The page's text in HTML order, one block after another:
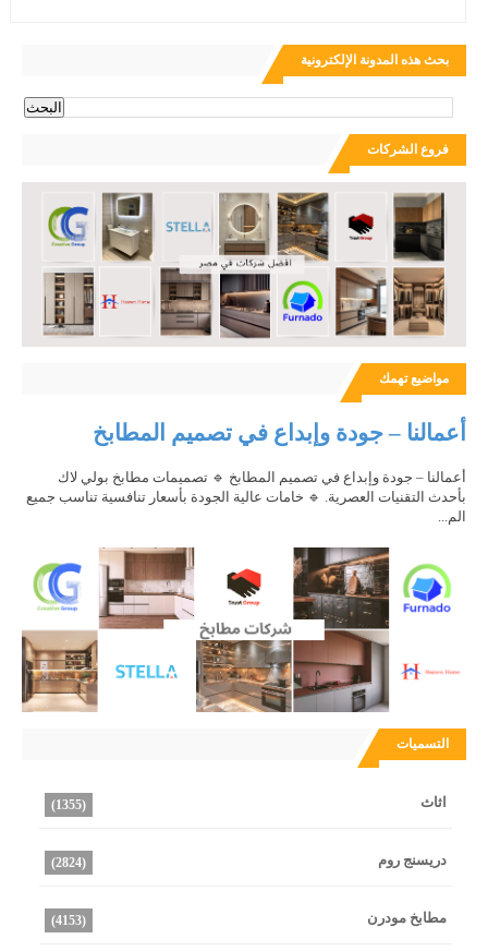
بحث هذه المدونة الإلكترونية
فروع الشركات
مواضيع تهمك
أعمالنا – جودة وإبداع في تصميم المطابخ
أعمالنا – جودة وإبداع في تصميم المطابخ 🔹 تصميمات مطابخ بولي لاك
بأحدث التقنيات العصرية. 🔹 خامات عالية الجودة بأسعار تنافسية تناسب جميع
الم...
التسميات
اثاث (1355)
دريسنج روم (2824)
مطابخ مودرن (4153)